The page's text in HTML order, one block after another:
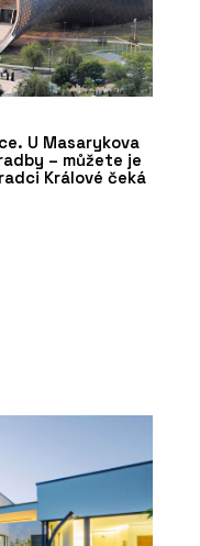
U Masarykova
– můžete je
Králové čeká